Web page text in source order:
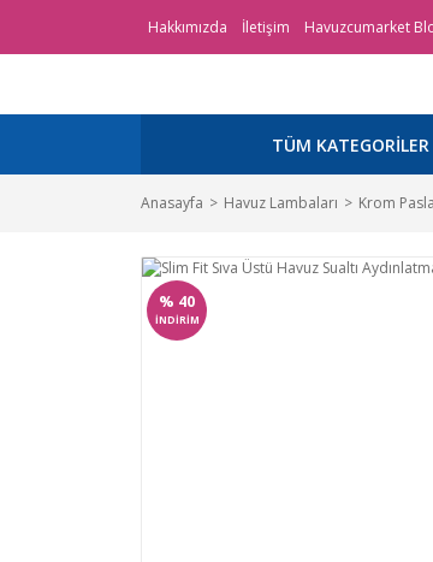
Hakkımızda İletişim Havuzcumarket
TÜM KATEGORİLER
Anasayfa Havuz Lambaları Krom
% 40
İNDİRİM